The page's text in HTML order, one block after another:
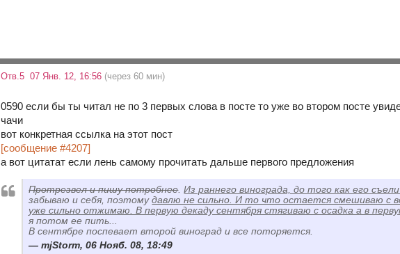
Отв.5 07 Янв. 12, 16:56 (через 60 мин)
0590 если бы ты читал не по 3 первых слова в посте то уже во втором посте
чачи
вот конкретная ссылка на этот пост
[сообщение #4207]
а вот цитатат если лень самому прочитать дальше первого предложения
Протрезвел и пишу потробнее.Из раннего винограда, до того как его
забываю и себя, поэтомудавлю не сильно. И то что остается смешиваю с
уже сильно отжимаю. В первую декаду сентября стягиваю с осадка а в
я потом ее пить...
В сентябре поспевает второй виноград и все поторяется.
mjStоrm, 06 Нояб. 08, 18:49